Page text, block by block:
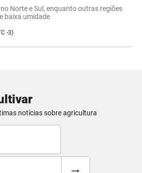
Norte e Sul, enquanto outras regiões
baixa umidade
-3)
notícias sobre agricultura